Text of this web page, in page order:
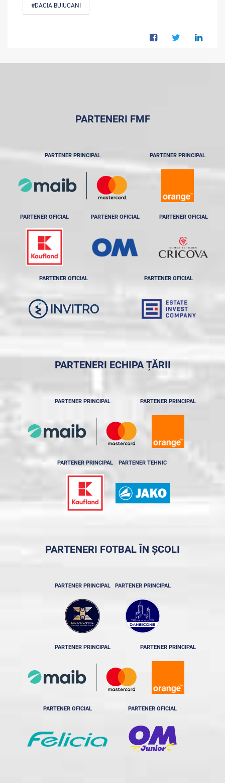
#DACIA BUIUCANI
PARTENERI FMF
PARTENER PRINCIPAL PARTENER PRINCIPAL
PARTENER OFICIAL PARTENER OFICIAL PARTENER OFICIAL
PARTENER OFICIAL PARTENER OFICIAL
PARTENERI ECHIPA ȚĂRII
PARTENER PRINCIPAL PARTENER PRINCIPAL
PARTENER PRINCIPAL PARTENER TEHNIC
PARTENERI FOTBAL ÎN ȘCOLI
PARTENER PRINCIPAL PARTENER PRINCIPAL
PARTENER PRINCIPAL PARTENER PRINCIPAL
PARTENER OFICIAL PARTENER OFICIAL